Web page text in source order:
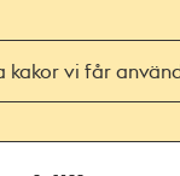
kakor vi får